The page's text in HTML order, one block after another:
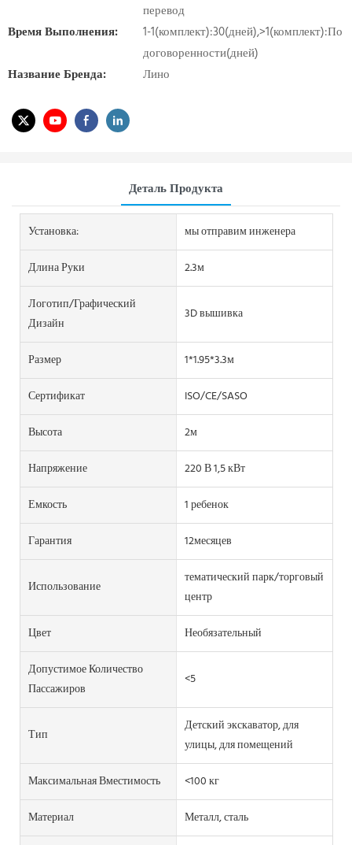
перевод
Время Выполнения:
1-1(комплект):30(дней),>1(комплект):По
договоренности(дней)
Название Бренда:
Лино
Деталь Продукта
Установка:
мы отправим инженера
Длина Руки
2.3м
Логотип/графический
Дизайн
3D вышивка
Размер
1*1.95*3.3м
Сертификат
ISO/CE/SASO
Высота
2м
Напряжение
220 В 1,5 кВт
Емкость
1 ребенок
Гарантия
12месяцев
Использование
тематический парк/торговый
центр
Цвет
Необязательный
Допустимое Количество
Пассажиров
<5
Тип
Детский экскаватор, для
улицы, для помещений
Максимальная Вместимость
<100 кг
Материал
Металл, сталь